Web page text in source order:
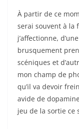
À partir de ce
serai souvent à la
j’affectionne,
brusquement
scéniques et
mon champ de
qu’il va devoir
avide de
jeu de la sortie ce